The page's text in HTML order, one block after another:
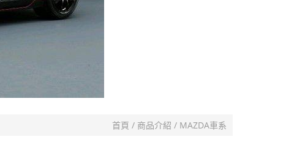
首頁 商品介紹 MAZDA車系